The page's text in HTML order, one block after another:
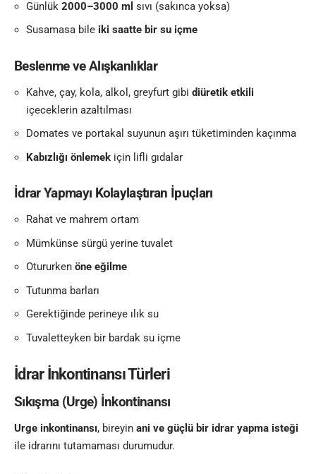
Günlük 2000–3000 ml sıvı (sakınca yoksa)
Susamasa bile iki saatte bir su içme
Beslenme ve Alışkanlıklar
Kahve, çay, kola, alkol, greyfurt gibi diüretik etkili
içeceklerin azaltılması
Domates ve portakal suyunun aşırı tüketiminden kaçınma
Kabızlığı önlemek için lifli gıdalar
İdrar Yapmayı Kolaylaştıran İpuçları
Rahat ve mahrem ortam
Mümkünse sürgü yerine tuvalet
Otururken öne eğilme
Tutunma barları
Gerektiğinde perineye ılık su
Tuvaletteyken bir bardak su içme
İdrar İnkontinansı Türleri
Sıkışma (Urge) İnkontinansı
Urge inkontinansı, bireyin ani ve güçlü bir idrar yapma isteği
ile idrarını tutamaması durumudur.